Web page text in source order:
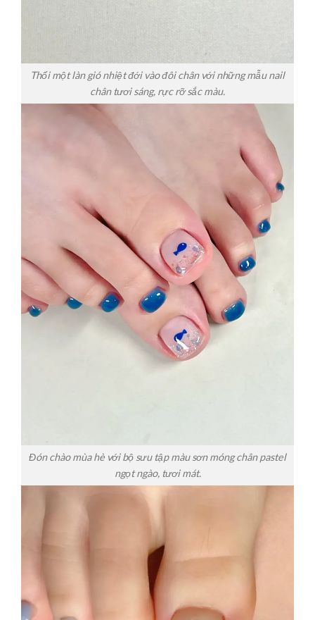
Thổi một làn gió nhiệt đới vào đôi chân với những mẫu nail
chân tươi sáng, rực rỡ sắc màu.
Đón chào mùa hè với bộ sưu tập màu sơn móng chân pastel
ngọt ngào, tươi mát.